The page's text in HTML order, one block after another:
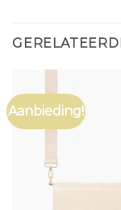
Aanbieding!